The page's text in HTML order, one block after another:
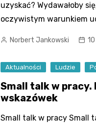
uzyskać? Wydawałoby
oczywistym warunkiem
Norbert Jankowski
Aktualności Ludzie
Small talk w
wskazówek
Small talk w pracy Small